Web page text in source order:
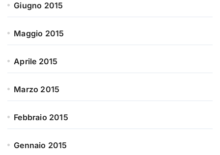
Giugno 2015
Maggio 2015
Aprile 2015
Marzo 2015
Febbraio 2015
Gennaio 2015